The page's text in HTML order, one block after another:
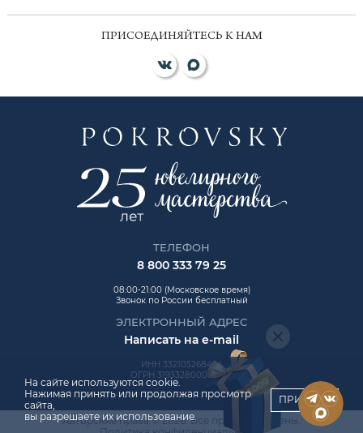
ПРИСОЕДИНЯЙТЕСЬ К НАМ
ТЕЛЕФОН
8 800 333 79 25
08:00-21:00 (Московское время)
Звонок по России бесплатный
ЭЛЕКТРОННЫЙ АДРЕС
Написать на e-mail
ИНН 332105268454
ОГРН 319332800006992
Авторские права © 2026. Все права защищены.
На сайте используются cookie.
Нажимая принять или продолжая просмотр
сайта,
вы разрешаете их использование.
ПРИНЯТЬ
ChatApp